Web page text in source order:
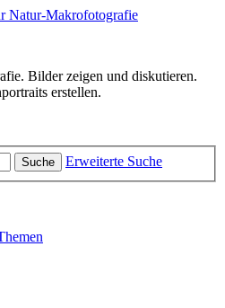
Bilder zeigen und diskutieren.
erstellen.
Suche Erweiterte Suche